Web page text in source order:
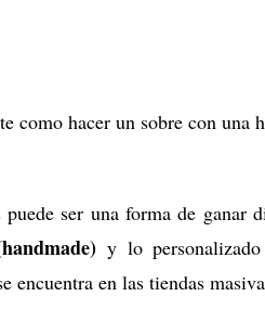
como hacer un sobre con una
puede ser una forma de ganar
y lo
encuentra en las tiendas